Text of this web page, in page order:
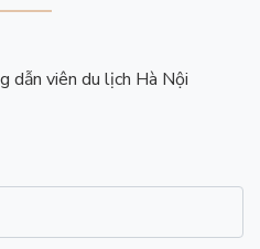
dẫn viên du lịch Hà Nội